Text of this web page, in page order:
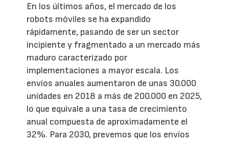
En los últimos años, el mercado de los
robots móviles se ha expandido
rápidamente, pasando de ser un sector
incipiente y fragmentado a un mercado más
maduro caracterizado por
implementaciones a mayor escala. Los
envíos anuales aumentaron de unas 30.000
unidades en 2018 a más de 200.000 en 2025,
lo que equivale a una tasa de crecimiento
anual compuesta de aproximadamente el
32%. Para 2030, prevemos que los envíos